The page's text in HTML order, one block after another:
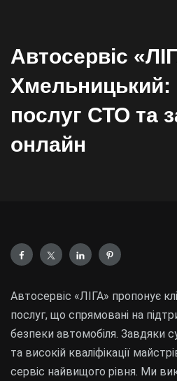
Автосервіс
Хмельницький:
послуг СТО та
онлайн
Автосервіс «ЛІГА» пропонує
послуг, що спрямовані на
безпеки автомобіля. Завдяки
та високій кваліфікації
сервіс найвищого рівня. Ми